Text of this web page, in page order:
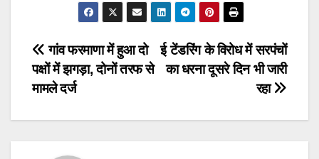
Post
navigation
ई टेंडरिंग के विरोध में सरपंचों
का धरना दूसरे दिन भी जारी
रहा
गांव फरमाणा में हुआ दो
पक्षों में झगड़ा, दोनों तरफ से
मामले दर्ज